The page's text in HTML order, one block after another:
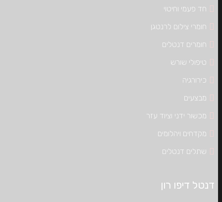
חד פעמי וחיטוי
חומרי צילום לרנטגן
חומרים דנטלים
טיפולי שורש
כירורגיה
מבצעים
מכשור ידני וציוד עזר
מקדחים ויהלומים
שתלים דנטלים
דנטל דיפו רון